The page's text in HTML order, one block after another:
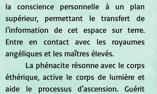
la conscience personnelle à un plan
supérieur, permettant le transfert de
l'information de cet espace sur terre.
Entre en contact avec les royaumes
angéliques et les maîtres élevés.
éthérique, active le corps de lumière et
aide le processus d'ascension. Guérit